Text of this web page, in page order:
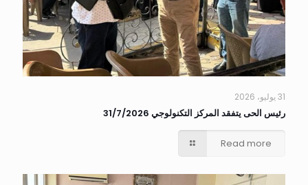
31 يوليو، 2026
رئيس الحى يتفقد المركز التكنولوجي 31/7/2026
Read more